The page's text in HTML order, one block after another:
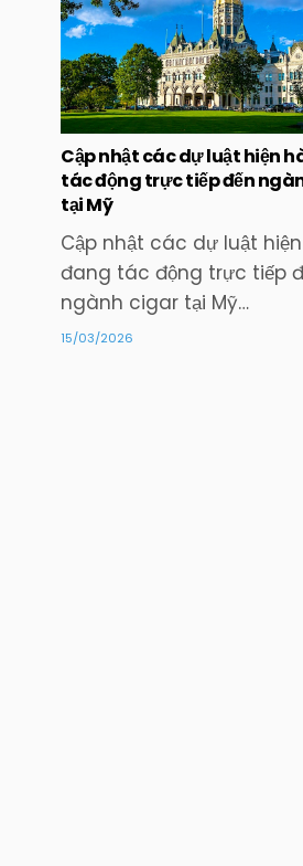
Posted
in
Cập nhật các dự luật hiện
tác động trực tiếp đến
tại Mỹ
Cập nhật các dự luật
đang tác động trực tiếp
ngành cigar tại Mỹ…
15/03/2026